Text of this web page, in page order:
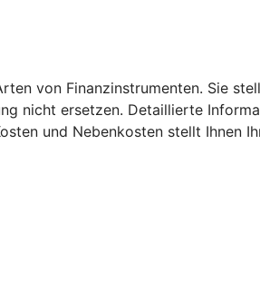
von Finanzinstrumenten. Sie
nicht ersetzen. Detaillierte
und Nebenkosten stellt Ihnen